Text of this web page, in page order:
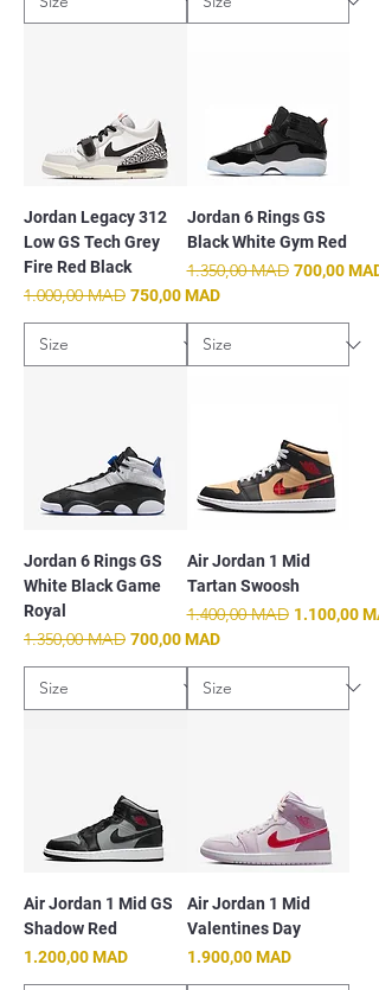
Jordan Legacy 312
Low GS Tech Grey
Fire Red Black
Prix original
1.000,00 MAD Prix promotionnel
750,00 MAD
Jordan 6 Rings GS
Black White Gym Red
Prix original
1.350,00 MAD Prix
700,00 MAD
Jordan 6 Rings GS
White Black Game
Royal
Prix original
1.350,00 MAD Prix promotionnel
700,00 MAD
Air Jordan 1 Mid
Tartan Swoosh
Prix original
1.400,00 MAD Prix
1.100,00
Air Jordan 1 Mid GS
Shadow Red
Prix
1.200,00 MAD
Air Jordan 1 Mid
Valentines Day
Prix
1.900,00 MAD